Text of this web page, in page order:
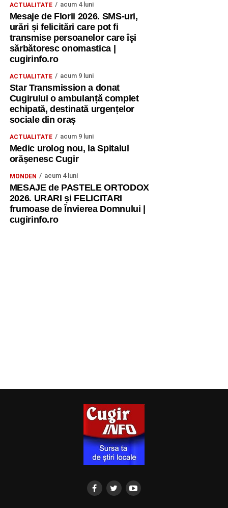
ACTUALITATE acum 4 luni
Mesaje de Florii 2026. SMS-uri,
urări și felicitări care pot fi
transmise persoanelor care îşi
sărbătoresc onomastica |
cugirinfo.ro
ACTUALITATE acum 9 luni
Star Transmission a donat
Cugirului o ambulanță complet
echipată, destinată urgențelor
sociale din oraș
ACTUALITATE acum 9 luni
Medic urolog nou, la Spitalul
orășenesc Cugir
MONDEN acum 4 luni
MESAJE de PASTELE ORTODOX
2026. URARI și FELICITARI
frumoase de Învierea Domnului |
cugirinfo.ro